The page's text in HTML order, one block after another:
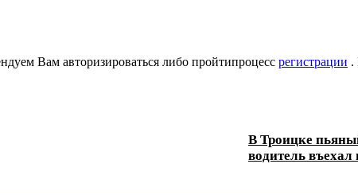
Вам авторизироваться либо пройтипроцесс регистрации .
В Троицке
водитель въехал